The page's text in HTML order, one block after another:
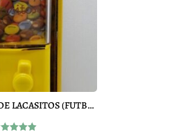
DISPENSADOR DE LACASITOS (FUTBOLISTA 45G)